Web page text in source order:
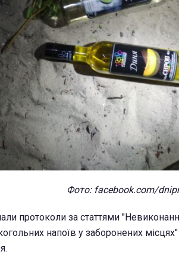
Фото: facebook.com/
протоколи за статтями
напоїв у заборонених